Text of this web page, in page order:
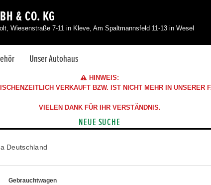
& CO. KG
Wiesenstraße 7-11 in Kleve, Am Spaltmannsfeld 11-13 in Wesel
Unser Autohaus
HINWEIS:
VERKAUFT BZW. IST NICHT MEHR IN UNSERER
VIELEN DANK FÜR IHR VERSTÄNDNIS.
NEUE SUCHE
Deutschland
Gebrauchtwagen